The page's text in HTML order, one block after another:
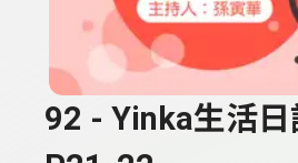
92 - Yinka生活